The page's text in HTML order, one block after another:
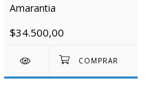
Amarantia
$34.500,00